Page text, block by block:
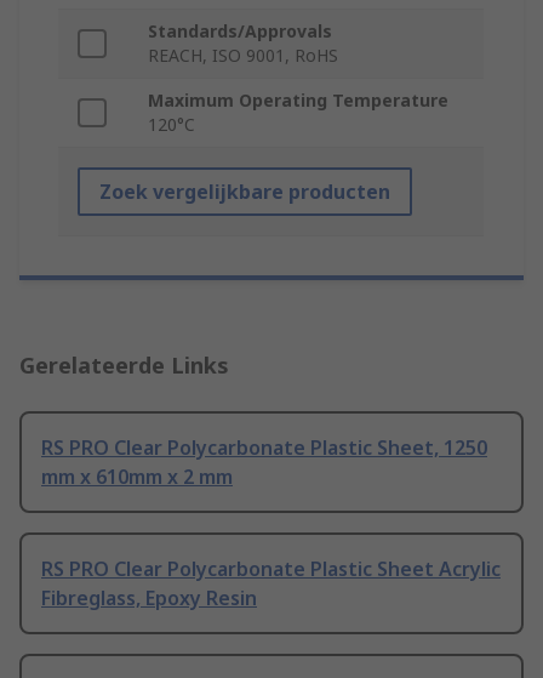
Standards/Approvals
REACH, ISO 9001, RoHS
Maximum Operating Temperature
120°C
Zoek vergelijkbare producten
Gerelateerde Links
RS PRO Clear Polycarbonate Plastic Sheet, 1250
mm x 610mm x 2 mm
RS PRO Clear Polycarbonate Plastic Sheet Acrylic
Fibreglass, Epoxy Resin